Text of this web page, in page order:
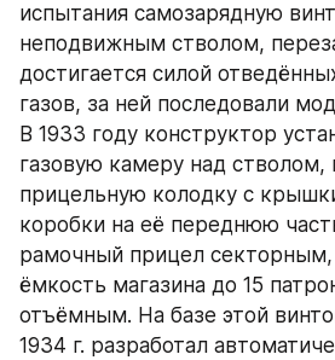
испытания самозарядную
неподвижным стволом,
достигается силой
газов, за ней последовали
B 1933 году конструктор
газовую камеру над стволом,
прицельную колодку с
коробки на её переднюю
рамочный прицел секторным,
ёмкость магазина до 15
отъёмным. На базе этой
1934 г. разработал